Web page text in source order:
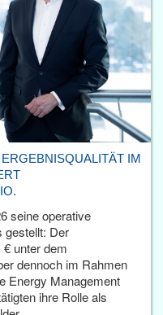
IM
seine operative
gestellt: Der
unter dem
dennoch im Rahmen
Energy Management
ihre Rolle als